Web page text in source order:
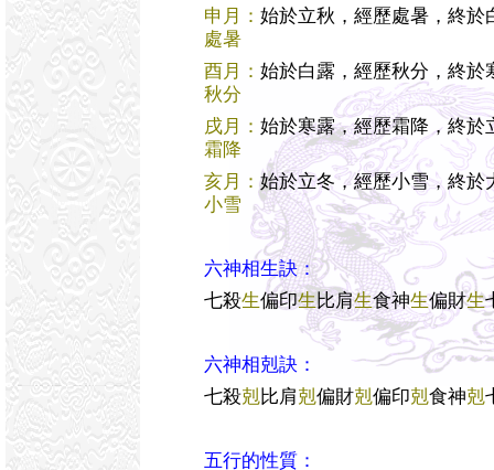
申月： 始於立秋，經歷處暑，終於
處暑
酉月： 始於白露，經歷秋分，終於
秋分
戌月： 始於寒露，經歷霜降，終於
霜降
亥月：始於立冬，經歷小雪，終於
小雪
六神相生訣：
七殺生偏印生比肩生食神生偏財生
六神相剋訣：
七殺剋比肩剋偏財剋偏印剋食神剋
五行的性質：